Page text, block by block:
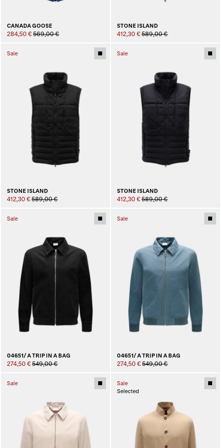
CANADA GOOSE
284,50 € 569,00 €
STONE ISLAND
412,30 € 589,00 €
Sale
STONE ISLAND
412,30 € 589,00 €
Sale
STONE ISLAND
412,30 € 589,00 €
Sale
04651/ A TRIP IN A BAG
274,50 € 549,00 €
Sale
04651/ A TRIP IN A BAG
274,50 € 549,00 €
Sale
Sale
Selected